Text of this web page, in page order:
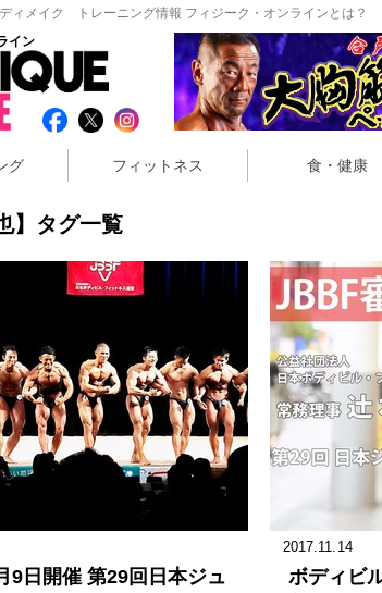
ィメイク トレーニング情報 フィジーク・オンラインとは？
イン
グ フィットネス 食・健康
】タグ一覧
9日開催 第29回日本ジュ
2017.11.14
ボディビ